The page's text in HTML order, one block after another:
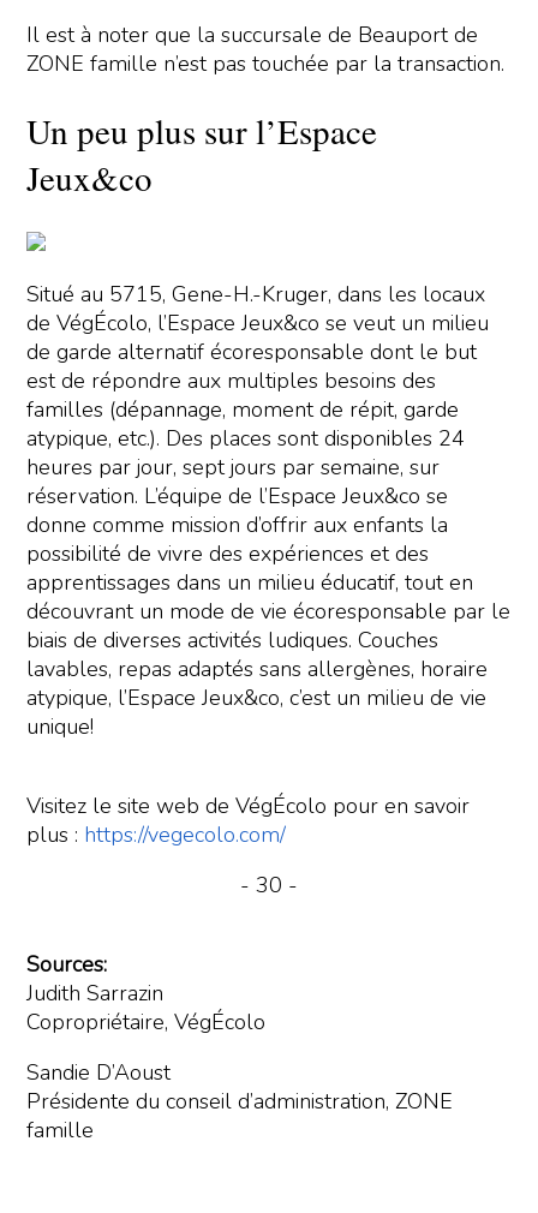
Il est à noter que la succursale de Beauport de
ZONE famille n’est pas touchée par la transaction.
Un peu plus sur l’Espace
Jeux&co
Situé au 5715, Gene-H.-Kruger, dans les locaux
de VégÉcolo, l’Espace Jeux&co se veut un milieu
de garde alternatif écoresponsable dont le but
est de répondre aux multiples besoins des
familles (dépannage, moment de répit, garde
atypique, etc.). Des places sont disponibles 24
heures par jour, sept jours par semaine, sur
réservation. L’équipe de l’Espace Jeux&co se
donne comme mission d’offrir aux enfants la
possibilité de vivre des expériences et des
apprentissages dans un milieu éducatif, tout en
découvrant un mode de vie écoresponsable par le
biais de diverses activités ludiques. Couches
lavables, repas adaptés sans allergènes, horaire
atypique, l’Espace Jeux&co, c’est un milieu de vie
unique!
Visitez le site web de VégÉcolo pour en savoir
plus : https://vegecolo.com/
- 30 -
Sources:
Judith Sarrazin
Copropriétaire, VégÉcolo
Sandie D’Aoust
Présidente du conseil d’administration, ZONE
famille